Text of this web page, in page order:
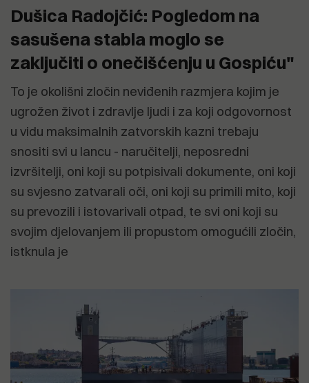
Dušica Radojčić: Pogledom na
sasušena stabla moglo se
zaključiti o onečišćenju u Gospiću"
To je okolišni zločin neviđenih razmjera kojim je
ugrožen život i zdravlje ljudi i za koji odgovornost
u vidu maksimalnih zatvorskih kazni trebaju
snositi svi u lancu - naručitelji, neposredni
izvršitelji, oni koji su potpisivali dokumente, oni koji
su svjesno zatvarali oči, oni koji su primili mito, koji
su prevozili i istovarivali otpad, te svi oni koji su
svojim djelovanjem ili propustom omogućili zločin,
istknula je